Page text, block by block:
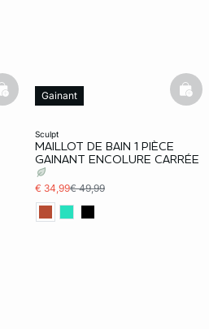
basketfull
sculpt
MAILLOT DE BAIN 1 PIÈCE
GAINANT ENCOLURE CARRÉE
€ 34,99€ 49,99
Gainant